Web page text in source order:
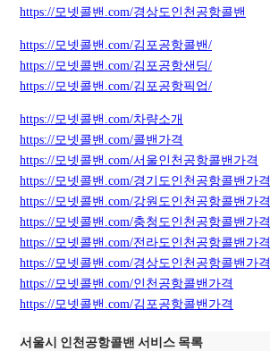
https://모넷콜밴.com/경상도인천공항콜밴
https://모넷콜밴.com/김포공항콜밴/
https://모넷콜밴.com/김포공항샌딩/
https://모넷콜밴.com/김포공항픽업/
https://모넷콜밴.com/차량소개
https://모넷콜밴.com/콜밴가격
https://모넷콜밴.com/서울인천공항콜밴가격
https://모넷콜밴.com/경기도인천공항콜밴가격
https://모넷콜밴.com/강원도인천공항콜밴가격
https://모넷콜밴.com/충청도인천공항콜밴가격
https://모넷콜밴.com/전라도인천공항콜밴가격
https://모넷콜밴.com/경상도인천공항콜밴가격
https://모넷콜밴.com/인천공항콜밴가격
https://모넷콜밴.com/김포공항콜밴가격
서울시 인천공항콜밴 서비스 목록